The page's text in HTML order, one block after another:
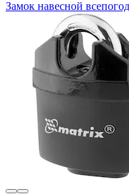
Замок навесной